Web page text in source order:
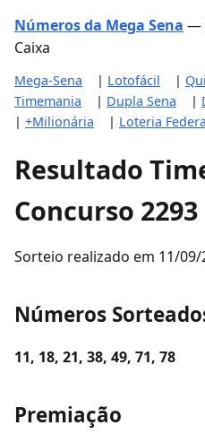
Números da Mega Sena —
Caixa
Mega-Sena | Lotofácil |
Timemania
| Dupla Sena |
| +Milionária | Loteria
Resultado
Concurso 2293
Sorteio realizado em 11/09/
Números
11, 18, 21, 38, 49, 71, 78
Premiação